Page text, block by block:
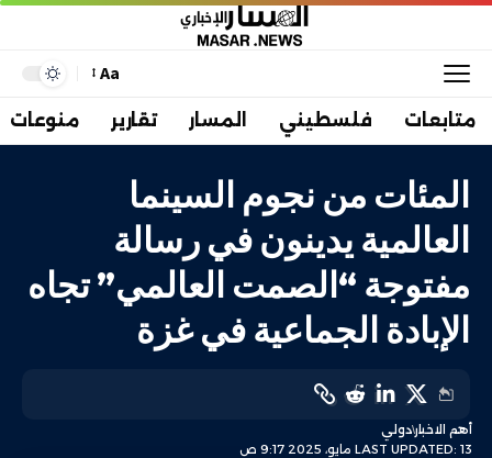
Aa
متابعات فلسطيني المسار تقارير منوعات
المئات من نجوم السينما
العالمية يدينون في رسالة
مفتوجة “الصمت العالمي” تجاه
الإبادة الجماعية في غزة
LAST UPDATED: 13 مايو، 2025 9:17 ص
أهم الاخباردولي